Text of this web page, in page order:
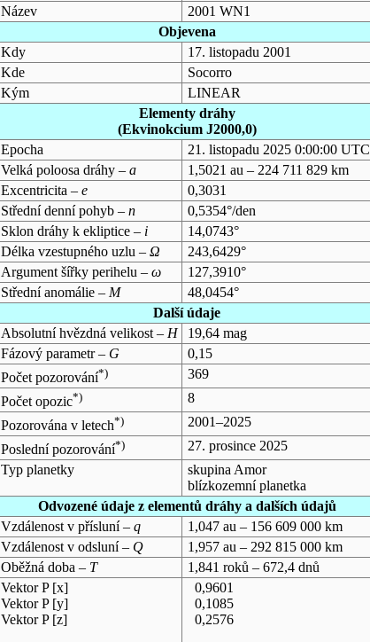
Název
2001 WN1
Objevena
Kdy
17. listopadu 2001
Kde
Socorro
Kým
LINEAR
Elementy dráhy
(Ekvinokcium J2000,0)
Epocha
21. listopadu 2025 0:00:00 UTC
Velká poloosa dráhy – a
1,5021 au – 224 711 829 km
Excentricita – e
0,3031
Střední denní pohyb – n
0,5354°/den
Sklon dráhy k ekliptice – i
14,0743°
Délka vzestupného uzlu – Ω
243,6429°
Argument šířky perihelu – ω
127,3910°
Střední anomálie – M
48,0454°
Další údaje
Absolutní hvězdná velikost – H
19,64 mag
Fázový parametr – G
0,15
Počet pozorování*)
369
Počet opozic*)
8
Pozorována v letech*)
2001–2025
Poslední pozorování*)
27. prosince 2025
Typ planetky
skupina Amor
blízkozemní planetka
Odvozené údaje z elementů dráhy a dalších údajů
Vzdálenost v přísluní – q
1,047 au – 156 609 000 km
Vzdálenost v odsluní – Q
1,957 au – 292 815 000 km
Oběžná doba – T
1,841 roků – 672,4 dnů
Vektor P [x]
Vektor P [y]
Vektor P [z]
0,9601
0,1085
0,2576